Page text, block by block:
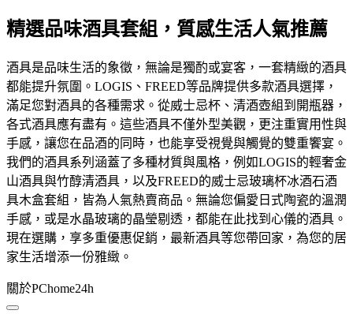
精選品味酒具套組，質感生活人氣推薦
酒具是品味生活的象徵，無論是獨酌或宴客，一套精緻的酒具
都能提升氛圍。LOGIS、FREED等品牌提供多款酒具選擇，
滿足您對酒具的各種需求。從威士忌杯、清酒壺組到開瓶器，
各式酒具應有盡有。這些酒具不僅外型美觀，更注重實用性與
手感，讓您在品酒的同時，也能享受視覺與觸覺的雙重饗宴。
我們的酒具系列涵蓋了多種材質與風格，例如LOGIS的輕奢金
山酒具與竹醇清酒具，以及FREED的威士忌玻璃杯冰酒石酒
具木盒套組，皆為人氣熱賣商品。無論您偏愛日式陶瓷的溫潤
手感，或是水晶玻璃的晶瑩剔透，都能在此找到心儀的酒具。
現在選購，享多重優惠促銷，最新酒具等您帶回家，為您的居
家生活增添一份雅緻。
關於PChome24h